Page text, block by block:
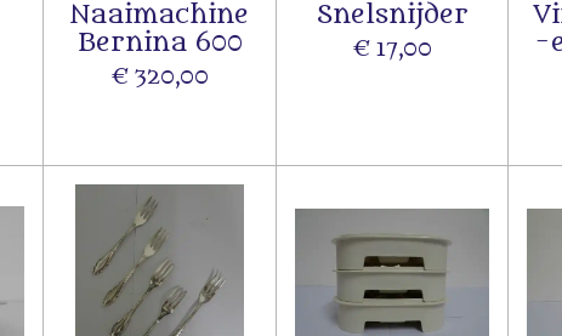
Naaimachine
Bernina 600
€ 320,00
Snelsnijder
€ 17,00
-